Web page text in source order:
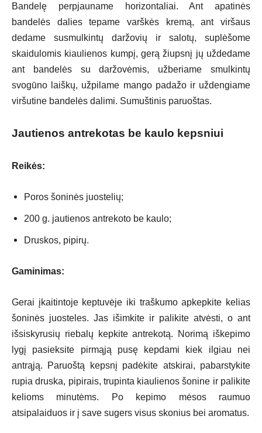
Bandelę perpjauname horizontaliai. Ant apatinės
bandelės dalies tepame varškės kremą, ant viršaus
dedame susmulkintų daržovių ir salotų, suplėšome
skaidulomis kiaulienos kumpį, gerą žiupsnį jų uždedame
ant bandelės su daržovėmis, užberiame smulkintų
svogūno laiškų, užpilame mango padažo ir uždengiame
viršutine bandelės dalimi. Sumuštinis paruoštas.
Jautienos antrekotas be kaulo kepsniui
Reikės:
Poros šoninės juostelių;
200 g. jautienos antrekoto be kaulo;
Druskos, pipirų.
Gaminimas:
Gerai įkaitintoje keptuvėje iki traškumo apkepkite kelias
šoninės juosteles. Jas išimkite ir palikite atvėsti, o ant
išsiskyrusių riebalų kepkite antrekotą. Norimą iškepimo
lygį pasieksite pirmąją pusę kepdami kiek ilgiau nei
antrąją. Paruoštą kepsnį padėkite atskirai, pabarstykite
rupia druska, pipirais, trupinta kiaulienos šonine ir palikite
kelioms minutėms. Po kepimo mėsos raumuo
atsipalaiduos ir į save sugers visus skonius bei aromatus.